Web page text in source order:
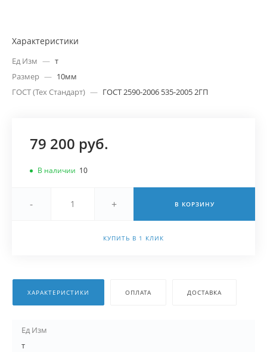
Характеристики
Ед Изм — т
Размер — 10мм
ГОСТ (Тех Стандарт) — ГОСТ 2590-2006 535-2005 2ГП
79 200 руб.
В наличии 10
- + В КОРЗИНУ
КУПИТЬ В 1 КЛИК
ХАРАКТЕРИСТИКИ ОПЛАТА ДОСТАВКА
Ед Изм
т